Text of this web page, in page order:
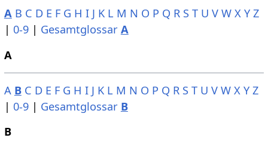
A B C D E F G H I J K L M N O P Q R S T U V W X Y Z
| 0-9| Gesamtglossar A
A
A B C D E F G H I J K L M N O P Q R S T U V W X Y Z
| 0-9| Gesamtglossar B
B